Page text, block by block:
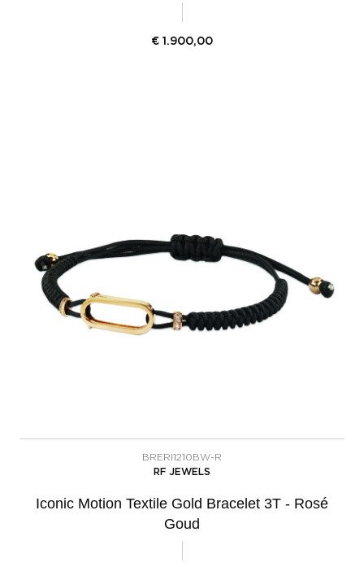
€ 1.900,00
BRERI1210BW-R
RF JEWELS
Iconic Motion Textile Gold Bracelet 3T - Rosé
Goud